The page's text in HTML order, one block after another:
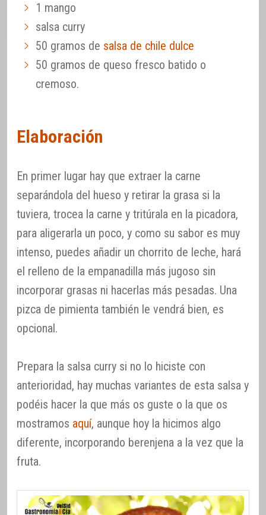
1 mango
salsa curry
50 gramos de salsa de chile dulce
50 gramos de queso fresco batido o
cremoso.
Elaboración
En primer lugar hay que extraer la carne
separándola del hueso y retirar la grasa si la
tuviera, trocea la carne y tritúrala en la picadora,
para aligerarla un poco, y como su sabor es muy
intenso, puedes añadir un chorrito de leche, hará
el relleno de la empanadilla más jugoso sin
incorporar grasas ni hacerlas más pesadas. Una
pizca de pimienta también le vendrá bien, es
opcional.
Prepara la salsa curry si no lo hiciste con
anterioridad, hay muchas variantes de esta salsa y
podéis hacer la que más os guste o la que os
mostramos aquí, aunque hoy la hicimos algo
diferente, incorporando berenjena a la vez que la
fruta.